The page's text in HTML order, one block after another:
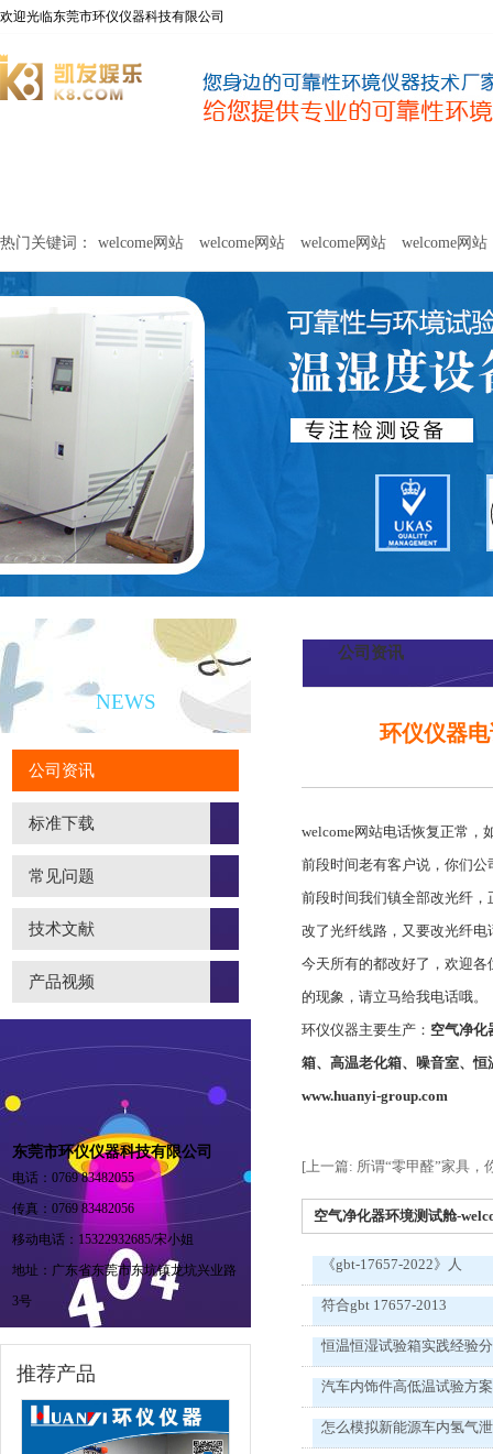
欢迎光临东莞市环仪仪器科技有限公司
关于环仪 联系环仪
热门关键词： welcome网站 welcome网站 welcome网站 welcome网站
网站 welcome网站
新闻资讯
NEWS
公司资讯
标准下载
常见问题
技术文献
产品视频
东莞市环仪仪器科技有限公司
电话：0769 83482055
传真：0769 83482056
移动电话：15322932685/宋小姐
地址：广东省东莞市东坑镇龙坑兴业路
3号
推荐产品
公司资讯
环仪仪器
welcome网站电话恢复正常，
前段时间老有客户说，你们
前段时间我们镇全部改光纤
改了光纤线路，又要改光纤
今天所有的都改好了，欢迎
的现象，请立马给我电话哦。
环仪仪器主要生产： 空气净化
箱、高温老化箱、噪音室、
www.huanyi-group.com
[上一篇: 所谓“零甲醛”家具
空气净化器环境测试舱-
《gbt-17657-2022》人
符合gbt 17657-2013
恒温恒湿试验箱实践经验
汽车内饰件高低温试验方案
怎么模拟新能源车内氢气